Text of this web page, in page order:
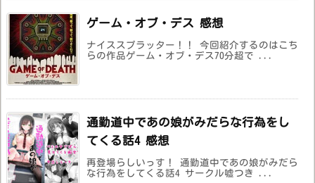
ゲーム・オブ・デス 感想
ナイススプラッター！！ 今回紹介するのはこち
らの作品ゲーム・オブ・デス70分超で ...
通勤道中であの娘がみだらな行為をし
てくる話4 感想
再登場らしいっす！ 通勤道中であの娘がみだら
な行為をしてくる話4 サークル嘘つき ...